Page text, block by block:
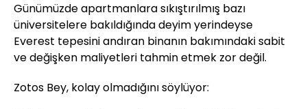
Günümüzde apartmanlara sıkıştırılmış bazı
üniversitelere bakıldığında deyim yerindeyse
Everest tepesini andıran binanın bakımındaki sabit
ve değişken maliyetleri tahmin etmek zor değil.
Zotos Bey, kolay olmadığını söylüyor: